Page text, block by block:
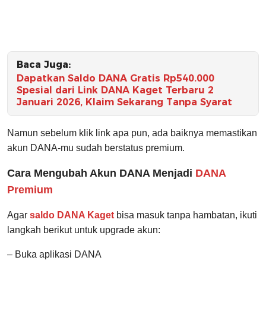
Baca Juga:
Dapatkan Saldo DANA Gratis Rp540.000
Spesial dari Link DANA Kaget Terbaru 2
Januari 2026, Klaim Sekarang Tanpa Syarat
Namun sebelum klik link apa pun, ada baiknya memastikan
akun DANA-mu sudah berstatus premium.
Cara Mengubah Akun DANA Menjadi DANA
Premium
Agar saldo DANA Kaget bisa masuk tanpa hambatan, ikuti
langkah berikut untuk upgrade akun:
– Buka aplikasi DANA